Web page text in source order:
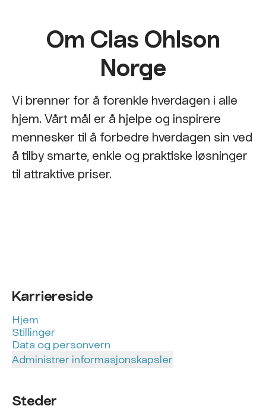
Om Clas Ohlson
Norge
Vi brenner for å forenkle hverdagen i alle
hjem. Vårt mål er å hjelpe og inspirere
mennesker til å forbedre hverdagen sin ved
å tilby smarte, enkle og praktiske løsninger
til attraktive priser.
Karriereside
Hjem
Stillinger
Data og personvern
Administrer informasjonskapsler
Steder